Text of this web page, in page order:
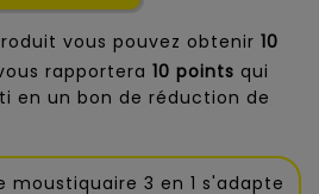
vous pouvez obtenir 10
rapportera 10 points qui
en un bon de réduction de
moustiquaire 3 en 1 s'adapte